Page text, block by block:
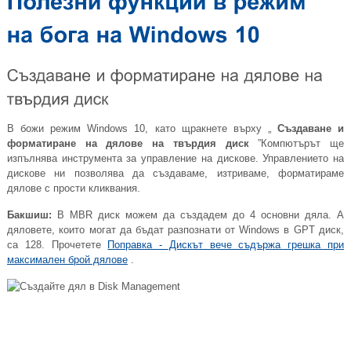
В божи режим Windows 10, като щракнете върху „ Създаване и
форматиране на дялове на твърдия диск”Компютърът ще
изпълнява инструмента за управление на дискове. Управлението на
дискове ни позволява да създаваме, изтриваме, форматираме
дялове с прости кликвания.
Бакшиш: В MBR диск можем да създадем до 4 основни дяла. А
дяловете, които могат да бъдат разпознати от Windows в GPT диск,
са 128. Прочетете
Поправка - Дискът вече съдържа грешка при
максимален брой дялове.